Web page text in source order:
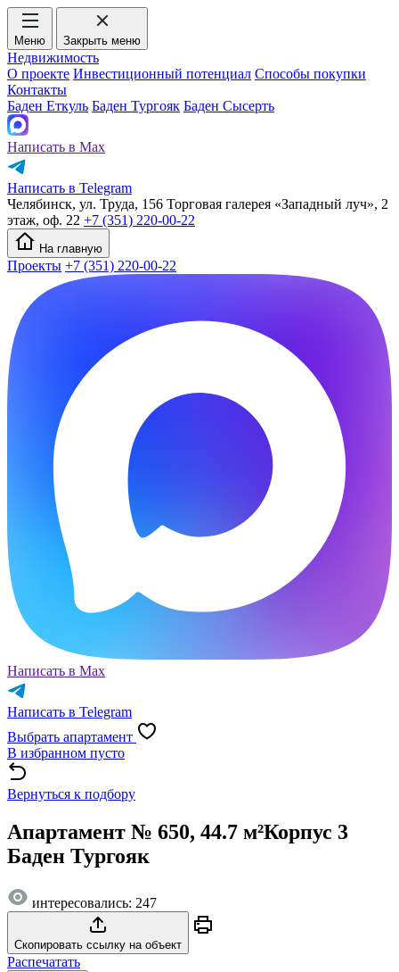
Меню Закрыть меню
Недвижимость
О проекте Инвестиционный потенциал Способы покупки
Контакты
Баден Еткуль Баден Тургояк Баден Сысерть
Написать в Max
Написать в Telegram
Челябинск, ул. Труда, 156 Торговая галерея «Западный луч», 2
этаж, оф. 22 +7 (351) 220-00-22
На главную
Проекты +7 (351) 220-00-22
Написать в Max
Написать в Telegram
Выбрать апартамент
В избранном пусто
Вернуться к подбору
Апартамент № 650, 44.7 м²Корпус 3
Баден Тургояк
интересовались: 247
Скопировать ссылку на объект
Распечатать